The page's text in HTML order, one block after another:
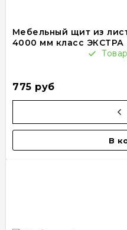
Мебельный щит из
4000 мм класс ЭКСТРА
775 руб
В